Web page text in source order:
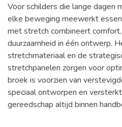
Voor schilders die lange dagen
elke beweging meewerkt
met stretch combineert
duurzaamheid in één ontwerp.
stretchmateriaal en de
stretchpanelen zorgen voor
broek is voorzien van
speciaal ontworpen en
gereedschap altijd binnen